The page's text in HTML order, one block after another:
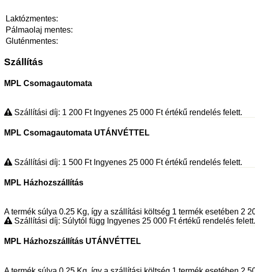
Laktózmentes:
Pálmaolaj mentes:
Gluténmentes:
Szállítás
MPL Csomagautomata
Szállítási díj: 1 200 Ft Ingyenes 25 000 Ftértékű rendelés felett.
MPL Csomagautomata UTÁNVÉTTEL
Szállítási díj: 1 500 Ft Ingyenes 25 000 Ftértékű rendelés felett.
MPL Házhozszállítás
A termék súlya 0.25 Kg, így a szállítási költség 1 termék esetében 2
Szállítási díj: Súlytól függ Ingyenes 25 000 Ftértékű rendelés felett.
MPL Házhozszállítás UTÁNVÉTTEL